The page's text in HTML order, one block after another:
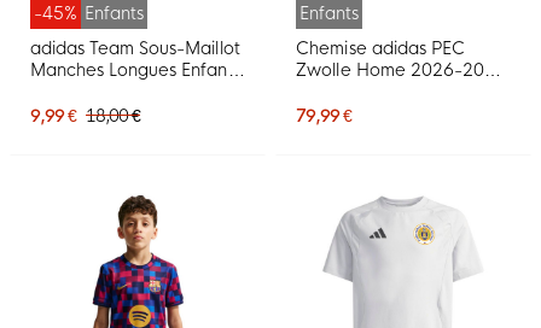
-45% Enfants
adidas Team Sous-Maillot
Manches Longues Enfants
9,99 € 18,00 €
Enfants
Chemise adidas PEC
Zwolle Home 2026-2027
79,99 €